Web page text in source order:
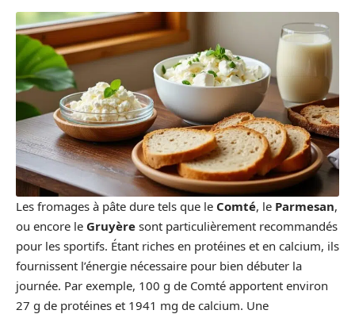
Les fromages à pâte dure tels que le Comté, le Parmesan,
ou encore le Gruyère sont particulièrement recommandés
pour les sportifs. Étant riches en protéines et en calcium, ils
fournissent l’énergie nécessaire pour bien débuter la
journée. Par exemple, 100 g de Comté apportent environ
27 g de protéines et 1941 mg de calcium. Une